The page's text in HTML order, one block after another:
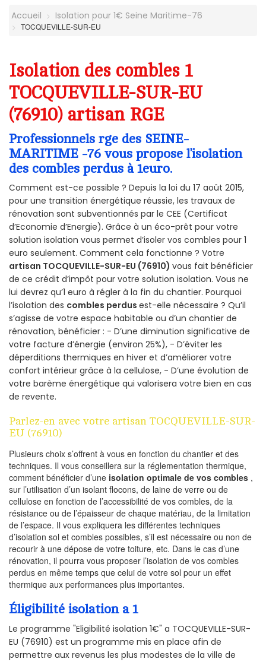
Accueil Isolation pour 1€ Seine Maritime-76
TOCQUEVILLE-SUR-EU
Isolation des combles 1
TOCQUEVILLE-SUR-EU
(76910) artisan RGE
Professionnels rge des SEINE-
MARITIME -76 vous propose l’isolation
des combles perdus à 1euro.
Comment est-ce possible ? Depuis la loi du 17 août 2015,
pour une transition énergétique réussie, les travaux de
rénovation sont subventionnés par le CEE (Certificat
d’Economie d’Energie). Grâce à un éco-prêt pour votre
solution isolation vous permet d’isoler vos combles pour 1
euro seulement. Comment cela fonctionne ? Votre
artisan TOCQUEVILLE-SUR-EU (76910) vous fait bénéficier
de ce crédit d’impôt pour votre solution isolation. Vous ne
lui devrez qu’1 euro à régler à la fin du chantier. Pourquoi
l’isolation des combles perdus est-elle nécessaire ? Qu’il
s’agisse de votre espace habitable ou d’un chantier de
rénovation, bénéficier : - D’une diminution significative de
votre facture d’énergie (environ 25%), - D’éviter les
déperditions thermiques en hiver et d’améliorer votre
confort intérieur grâce à la cellulose, - D’une évolution de
votre barème énergétique qui valorisera votre bien en cas
de revente.
Parlez-en avec votre artisan TOCQUEVILLE-SUR-
EU (76910)
Plusieurs choix s’offrent à vous en fonction du chantier et des
techniques. Il vous conseillera sur la réglementation thermique,
comment bénéficier d’une isolation optimale de vos combles ,
sur l’utilisation d’un isolant flocons, de laine de verre ou de
cellulose en fonction de l’accessibilité de vos combles, de la
résistance ou de l’épaisseur de chaque matériau, de la limitation
de l’espace. Il vous expliquera les différentes techniques
d’isolation sol et combles possibles, s’il est nécessaire ou non de
recourir à une dépose de votre toiture, etc. Dans le cas d’une
rénovation, il pourra vous proposer l’isolation de vos combles
perdus en même temps que celui de votre sol pour un effet
thermique aux performances plus importantes.
Éligibilité isolation a 1
Le programme "Eligibilité isolation 1€" a TOCQUEVILLE-SUR-
EU (76910) est un programme mis en place afin de
permettre aux revenus les plus modestes de la ville de